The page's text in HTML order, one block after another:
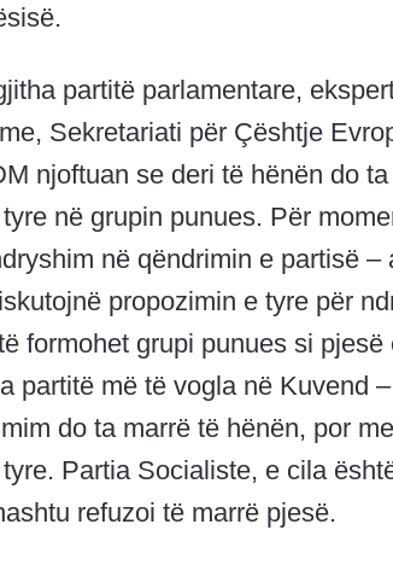
partitë parlamentare,
Sekretariati për Çështje
njoftuan se deri të hënën do
në grupin punues. Për
në qëndrimin e partisë
propozimin e tyre për
formohet grupi punues si
partitë më të vogla në Kuvend
do ta marrë të hënën, por
Partia Socialiste, e cila
refuzoi të marrë pjesë.